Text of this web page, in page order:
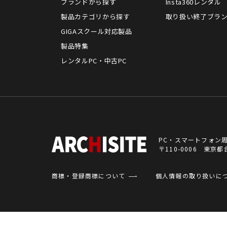
製品カテゴリから探す
GIGAスクール対応製品
製品特集
レンタルPC・中古PC
取り扱い終了ブラ
PC・スマートフォン
〒110-0006 東京都
商標・登録商標について 個人情報の取り扱いに